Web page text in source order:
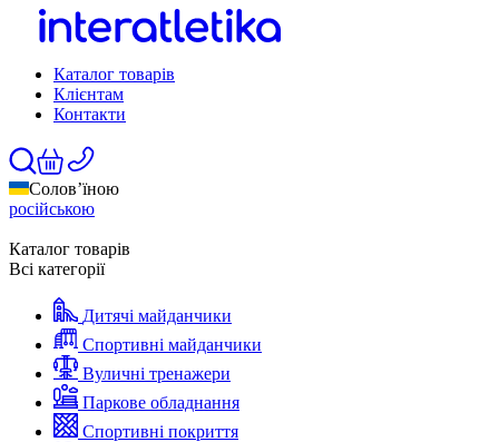
Каталог товарів
Клієнтам
Контакти
Солов’їною
російською
Каталог товарів
Всі категорії
Дитячі майданчики
Спортивні майданчики
Вуличні тренажери
Паркове обладнання
Спортивні покриття